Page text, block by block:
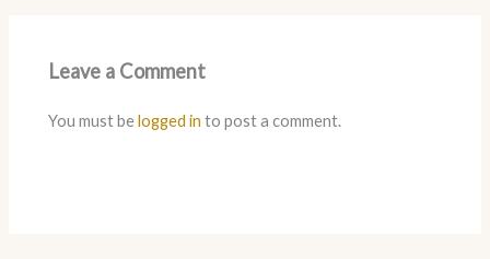
Leave a Comment
You must belogged in to post a comment.